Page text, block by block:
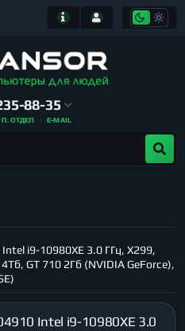
88-35
ОТДЕЛ E-MAIL
i9-10980XE 3.0 ГГц, X299,
GT 710 2Гб (NVIDIA GeForce),
Intel i9-10980XE 3.0